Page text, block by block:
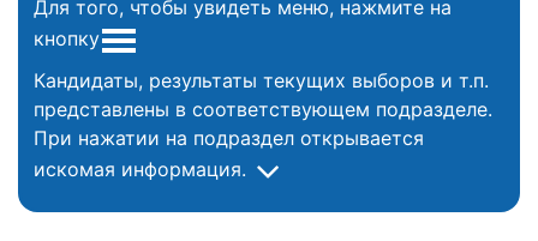
Для того, чтобы увидеть меню, нажмите на
кнопку
Кандидаты, результаты текущих выборов и т.п.
представлены в соответствующем подразделе.
При нажатии на подраздел открывается
искомая информация.